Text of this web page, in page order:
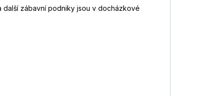
další zábavní podniky jsou v docházkové